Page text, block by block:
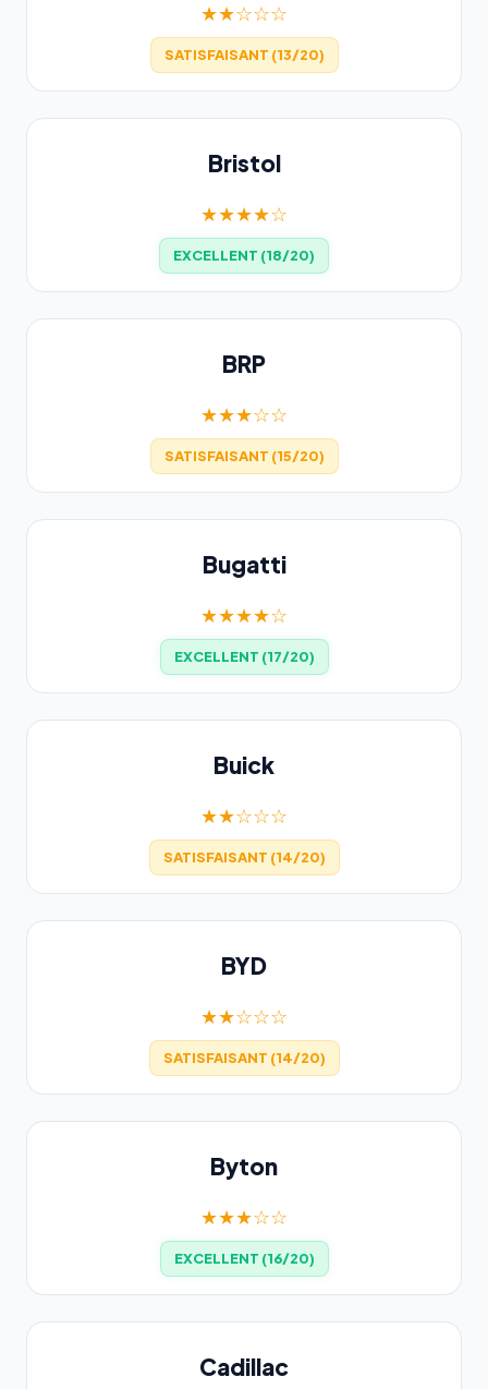
★★☆☆☆
SATISFAISANT (13/20)
Bristol
★★★★☆
EXCELLENT (18/20)
BRP
★★★☆☆
SATISFAISANT (15/20)
Bugatti
★★★★☆
EXCELLENT (17/20)
Buick
★★☆☆☆
SATISFAISANT (14/20)
BYD
★★☆☆☆
SATISFAISANT (14/20)
Byton
★★★☆☆
EXCELLENT (16/20)
Cadillac